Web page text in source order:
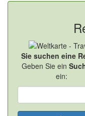
Sie suchen eine
Geben Sie ein
ein: